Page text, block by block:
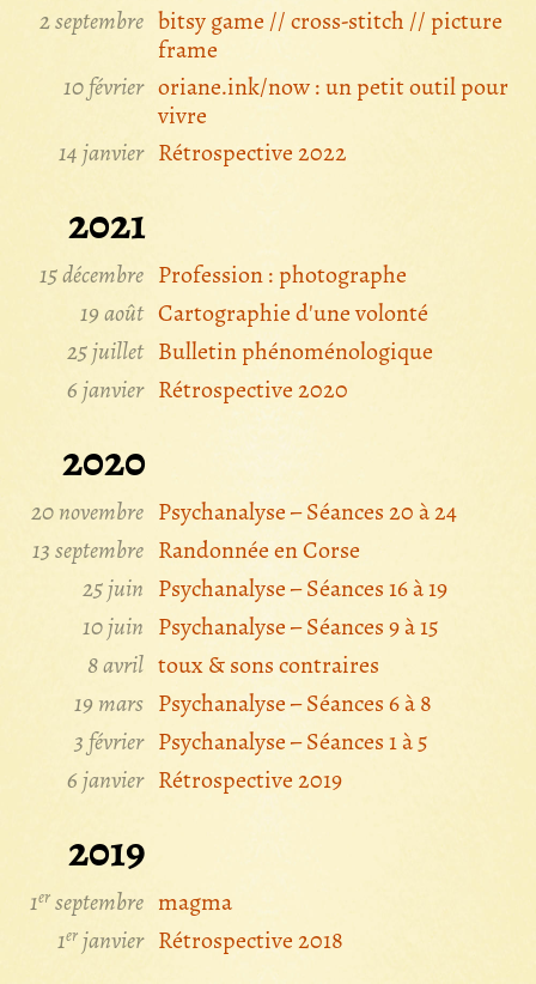
2 septembre bitsy game // cross-stitch // picture
frame
10 février oriane.ink/now : un petit outil pour
vivre
14 janvier Rétrospective 2022
2021
15 décembre Profession : photographe
19 août Cartographie d'une volonté
25 juillet Bulletin phénoménologique
6 janvier Rétrospective 2020
2020
20 novembre Psychanalyse – Séances 20 à 24
13 septembre Randonnée en Corse
25 juin Psychanalyse – Séances 16 à 19
10 juin Psychanalyse – Séances 9 à 15
8 avril toux & sons contraires
19 mars Psychanalyse – Séances 6 à 8
3 février Psychanalyse – Séances 1 à 5
6 janvier Rétrospective 2019
2019
1er septembre magma
1er janvier Rétrospective 2018